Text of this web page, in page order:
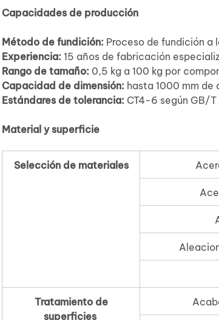
Capacidades de producción
Método de fundición: Proceso de fundición a
Experiencia:15 años de fabricación
Rango de tamaño: 0,5 kg a 100 kg por
Capacidad de dimensión: hasta 1000 mm de
Estándares de tolerancia: CT4-6 según GB/
Material y superficie
Selección de materiales
Tratamiento de
superficies